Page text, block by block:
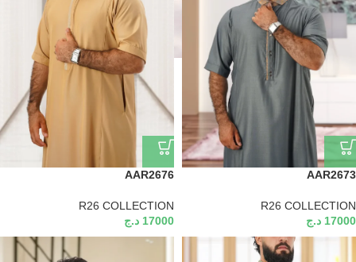
AAR2673
R26 COLLECTION
17000 د.ج
AAR2676
R26 COLLECTION
17000 د.ج